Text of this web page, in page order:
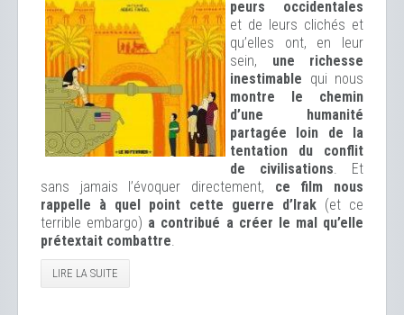
peurs occidentales
et de leurs clichés et
qu’elles ont, en leur
sein, une richesse
inestimable qui nous
montre le chemin
d’une humanité
partagée loin de la
tentation du conflit
de civilisations. Et
sans jamais l’évoquer directement, ce film nous
rappelle à quel point cette guerre d’Irak(et ce
terrible embargo) a contribué a créer le mal qu’elle
prétextait combattre.
LIRE LA SUITE